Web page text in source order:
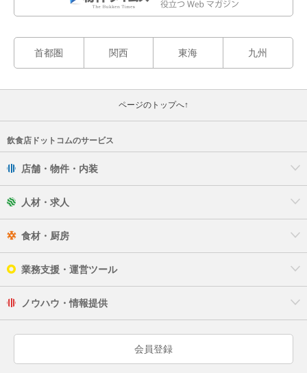
首都圏 関西 東海 九州
ページのトップへ↑
飲食店ドットコムのサービス
店舗・物件・内装
人材・求人
食材・厨房
業務支援・運営ツール
ノウハウ・情報提供
会員登録